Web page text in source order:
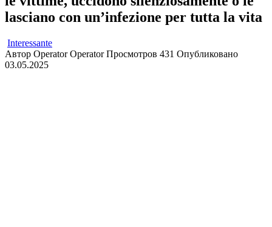
lasciano con un’infezione per tutta la vita
Interessante
Автор Operator Operator Просмотров 431 Опубликовано
03.05.2025